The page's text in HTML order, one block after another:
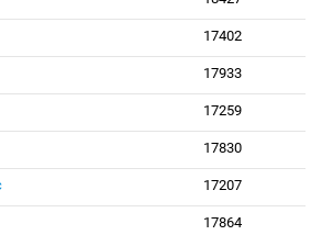
17402
17933
17259
17830
17207
17864